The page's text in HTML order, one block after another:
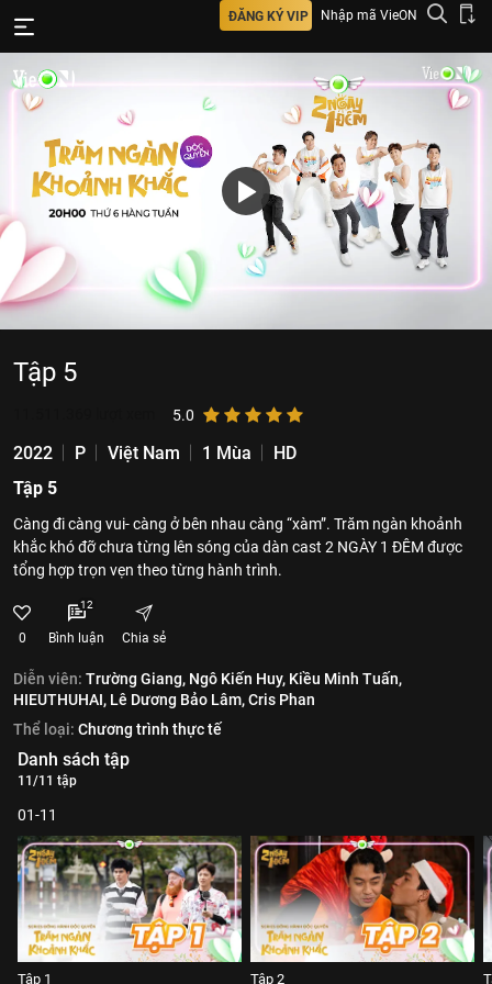
ĐĂNG KÝ VIP Nhập mã VieON
Tập 5
5.0
2022 P Việt Nam 1 Mùa
HD
Tập 5
Càng đi càng vui- càng ở bên nhau càng “xàm”. Trăm ngàn khoảnh
khắc khó đỡ chưa từng lên sóng của dàn cast 2 NGÀY 1 ĐÊM được
tổng hợp trọn vẹn theo từng hành trình.
0
12
Bình luận Chia sẻ
Diễn viên: Trường Giang, Ngô Kiến Huy, Kiều Minh Tuấn,
HIEUTHUHAI, Lê Dương Bảo Lâm,Cris Phan
Thể loại: Chương trình thực tế
Danh sách tập
11/11 tập
01-11
Tập 1 Tập 2